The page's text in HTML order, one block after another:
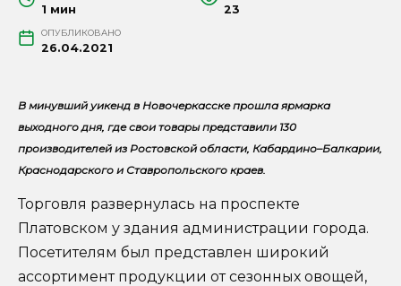
1 мин 23
ОПУБЛИКОВАНО
26.04.2021
В минувший уикенд в Новочеркасске прошла ярмарка
выходного дня, где свои товары представили 130
производителей из Ростовской области, Кабардино–Балкарии,
Краснодарского и Ставропольского краев.
Торговля развернулась на проспекте
Платовском у здания администрации города.
Посетителям был представлен широкий
ассортимент продукции от сезонных овощей,